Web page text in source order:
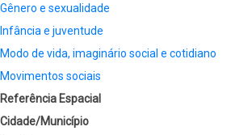
Gênero e sexualidade
Infância e juventude
Modo de vida, imaginário social e cotidiano
Movimentos sociais
Referência Espacial
Cidade/Município